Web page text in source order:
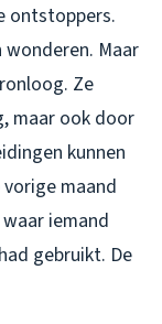
ontstoppers.
Maar
Ze
maar ook door
kunnen
maand
iemand
gebruikt. De